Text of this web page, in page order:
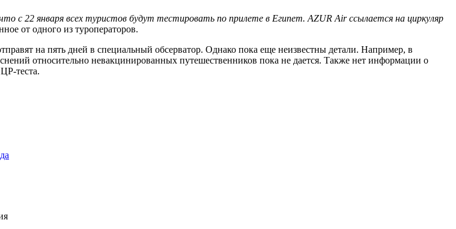
с 22 января всех туристов будут тестировать по прилете в Египет. AZUR Air ссылается на циркуляр
от одного из туроператоров.
на пять дней в специальный обсерватор. Однако пока еще неизвестны детали. Например, в
относительно невакцинированных путешественников пока не дается. Также нет информации о
теста.